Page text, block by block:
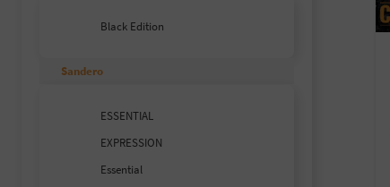
Black Edition
Sandero
ESSENTIAL
EXPRESSION
Essential